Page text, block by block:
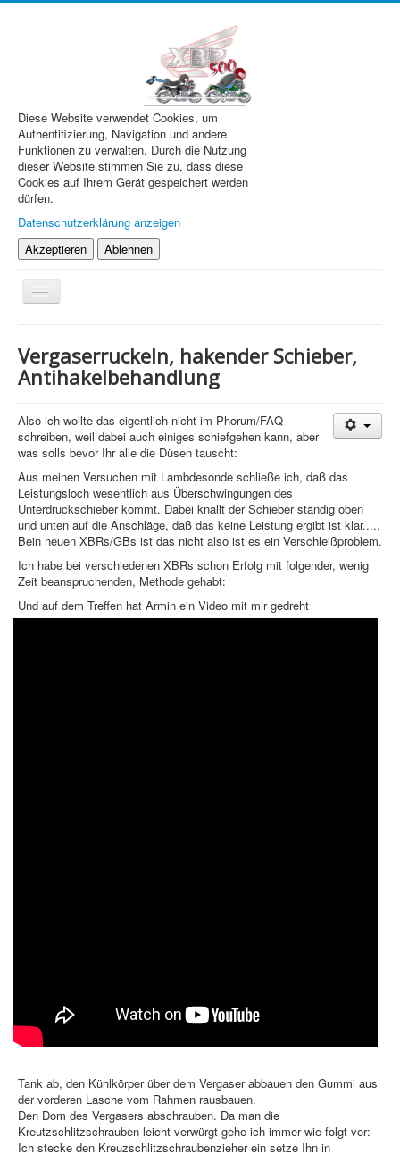
Diese Website verwendet Cookies, um
Authentifizierung, Navigation und andere
Funktionen zu verwalten. Durch die Nutzung
dieser Website stimmen Sie zu, dass diese
Cookies auf Ihrem Gerät gespeichert werden
dürfen.
Datenschutzerklärung anzeigen
Akzeptieren
Ablehnen
Navigation
an/aus
Technik
Treffen & Touren
Cafe-Ecke
Suche
Vergaserruckeln, hakender Schieber,
Antihakelbehandlung
Also ich wollte das eigentlich nicht im Phorum/FAQ
schreiben, weil dabei auch einiges schiefgehen kann, aber
was solls bevor Ihr alle die Düsen tauscht:
Aus meinen Versuchen mit Lambdesonde schließe ich, daß das
Leistungsloch wesentlich aus Überschwingungen des
Unterdruckschieber kommt. Dabei knallt der Schieber ständig oben
und unten auf die Anschläge, daß das keine Leistung ergibt ist klar.....
Bein neuen XBRs/GBs ist das nicht also ist es ein Verschleißproblem.
Ich habe bei verschiedenen XBRs schon Erfolg mit folgender, wenig
Zeit beanspruchenden, Methode gehabt:
Und auf dem Treffen hat Armin ein Video mit mir gedreht
Tank ab, den Kühlkörper über dem Vergaser abbauen den Gummi aus
der vorderen Lasche vom Rahmen rausbauen.
Den Dom des Vergasers abschrauben. Da man die
Kreutzschlitzschrauben leicht verwürgt gehe ich immer wie folgt vor:
Ich stecke den Kreuzschlitzschraubenzieher ein setze Ihn in